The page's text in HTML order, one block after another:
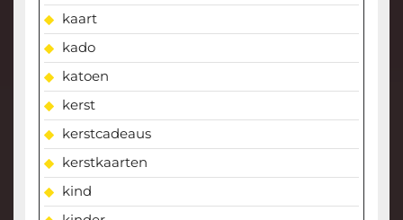
kaart
kado
katoen
kerst
kerstcadeaus
kerstkaarten
kind